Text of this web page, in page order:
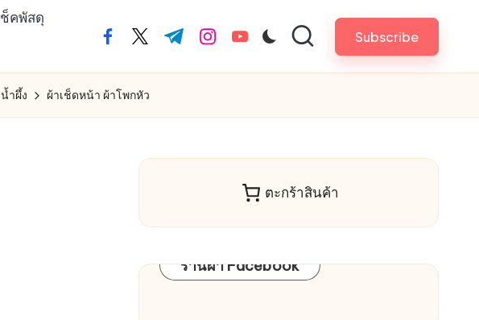
ช็คพัสดุ
facebook.com
twitter.com
t.me instagram.com
youtube.com Subscribe
ำผึ้ง ผ้าเช็ดหน้า ผ้าโพกหัว
ตะกร้าสินค้า
ร้านผ้า Facebook